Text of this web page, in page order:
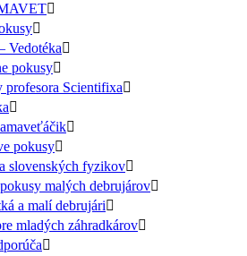
Vedotéka
pokusy
profesora Scientifixa
pokusy
slovenských fyzikov
malých debrujárov
a malí debrujári
mladých záhradkárov